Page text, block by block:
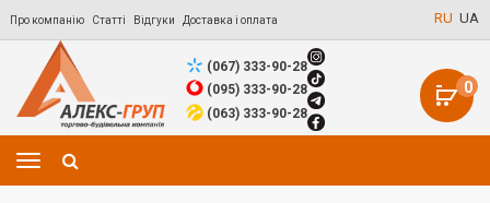
Про компанію Статті Відгуки Доставка і оплата RU UA
0
(067) 333-90-28
(095) 333-90-28
(063) 333-90-28